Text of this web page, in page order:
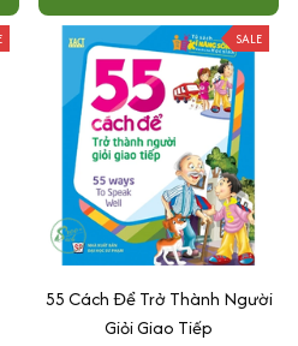
SALE
55 Cách Để Trở Thành Người
Giỏi Giao Tiếp